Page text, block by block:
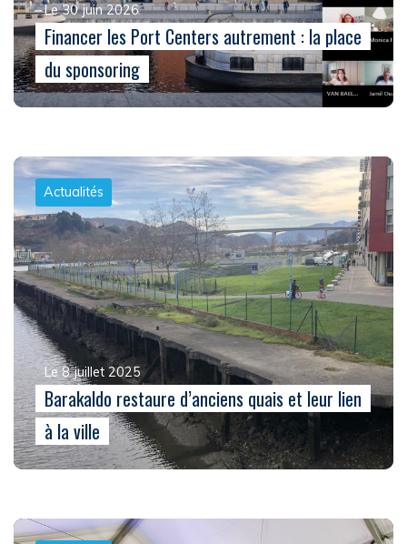
Le 30 juin 2026
Financer les Port Centers autrement : la place
du sponsoring
Actualités
Le 8 juillet 2025
Barakaldo restaure d’anciens quais et leur lien
à la ville